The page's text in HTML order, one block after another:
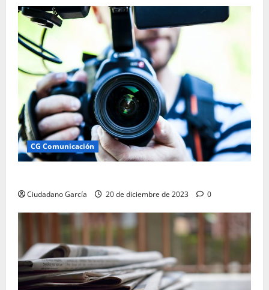
CG Comunicación
Ciudadano García 20 de diciembre de 2023 0